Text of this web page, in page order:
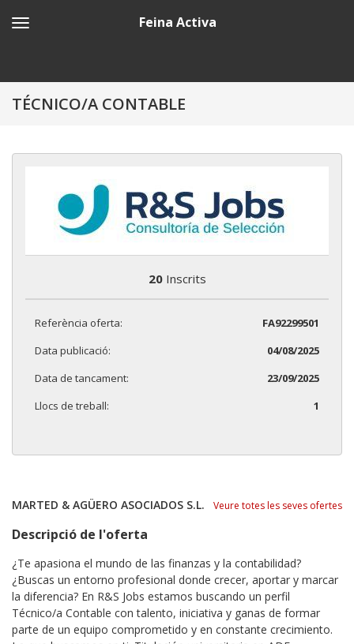
Feina Activa
TÉCNICO/A CONTABLE
20Inscrits
Referència oferta:
FA92299501
Data publicació:
04/08/2025
Data de tancament:
23/09/2025
Llocs de treball:
1
MARTED & AGÜERO ASOCIADOS S.L. Veure totes les seves ofertes
Descripció de l'oferta
¿Te apasiona el mundo de las finanzas y la contabilidad?
¿Buscas un entorno profesional donde crecer, aportar y marcar
la diferencia? En R&S Jobs estamos buscando un perfil
Técnico/a Contable con talento, iniciativa y ganas de formar
parte de un equipo comprometido y en constante crecimiento.